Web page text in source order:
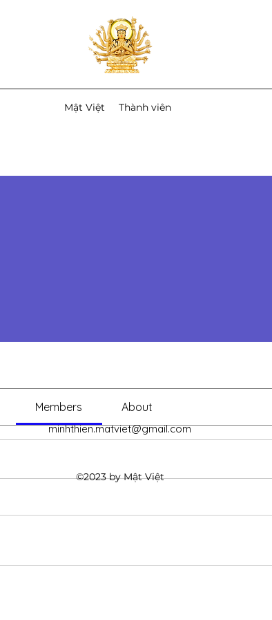
Mật Việt Thành viên
Members About
minhthien.matviet@gmail.com
©2023 by Mật Việt